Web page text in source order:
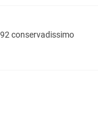
conservadissimo